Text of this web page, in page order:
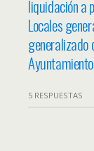
liquidación a
Locales
generalizado
5 RESPUESTAS